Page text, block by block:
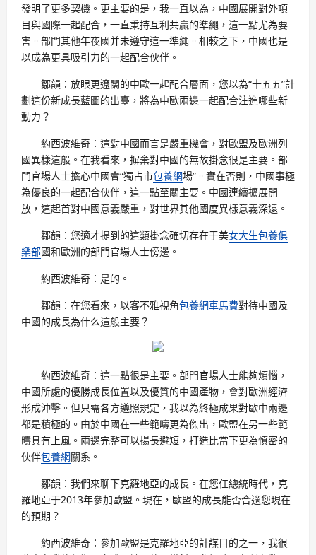
發明了更多契機。更主要的是，我一直以為，中國展開對外項
目與國際一起配合，一直秉持互利共贏的準繩，這一點尤為要
害。部門其他年夜國并未遵守這一準繩。相較之下，中國也是
以成為更具吸引力的一起配合伙伴。
鄒韻：放眼更遼闊的中歐一起配合層面，您以為“十五五”計
劃這份新成長藍圖的出臺，將為中歐兩邊一起配合注進哪些新
動力？
約西波維奇：這對中國而言是嚴重機會，對歐盟及歐洲列
國異樣這般。在我看來，摒棄對中國的無故掛念很是主要。部
門官場人士擔心中國會“獨占市包養網場”。實在否則，中國事極
為優良的一起配合伙伴，這一點至關主要。中國連續擴展開
放，這起首對中國意義嚴重，對世界其他國度異樣意義深遠。
鄒韻：您適才提到的這類掛念確切存在于美女大生包養俱
樂部國和歐洲的部門官場人士傍邊。
約西波維奇：是的。
鄒韻：在您看來，以客不雅視角包養網車馬費對待中國及
中國的成長為什么這般主要？
約西波維奇：這一點很是主要。部門官場人士能夠煩惱，
中國所處的優勝成長位置以及優質的中國產物，會對歐洲經濟
形成沖擊。但只需各方遵照規定，我以為終極成果對歐中兩邊
都是積極的。由於中國在一些範疇更為傑出，歐盟在另一些範
疇具有上風。兩邊完整可以揚長避短，打造比當下更為慎密的
伙伴包養網關系。
鄒韻：我們來聊下克羅地亞的成長。在您任總統時代，克
羅地亞于2013年參加歐盟。現在，歐盟的成長能否合適您現在
的預期？
約西波維奇：參加歐盟是克羅地亞的計謀目的之一，我很